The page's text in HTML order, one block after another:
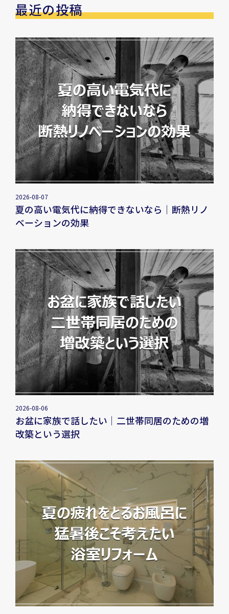
最近の投稿
2026-08-07
夏の高い電気代に納得できないなら｜断熱リノ
ベーションの効果
2026-08-06
お盆に家族で話したい｜二世帯同居のための増
改築という選択